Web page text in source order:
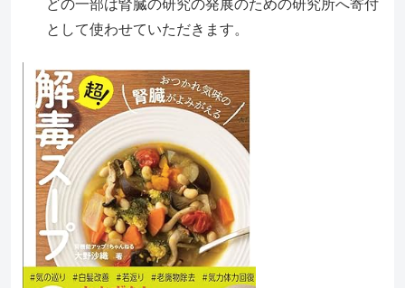
どの一部は腎臓の研究の発展のための研究所へ寄付
として使わせていただきます。